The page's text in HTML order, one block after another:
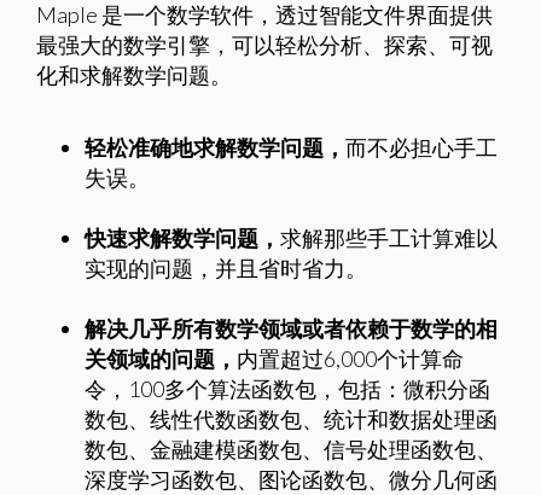
Maple 是一个数学软件，透过智能文件界面提供
最强大的数学引擎，可以轻松分析、探索、可视
化和求解数学问题。
轻松准确地求解数学问题， 而不必担心手工
失误。
快速求解数学问题， 求解那些手工计算难以
实现的问题，并且省时省力。
解决几乎所有数学领域或者依赖于数学的相
关领域的问题， 内置超过6,000个计算命
令，100多个算法函数包，包括：微积分函
数包、线性代数函数包、统计和数据处理函
数包、金融建模函数包、信号处理函数包、
深度学习函数包、图论函数包、微分几何函